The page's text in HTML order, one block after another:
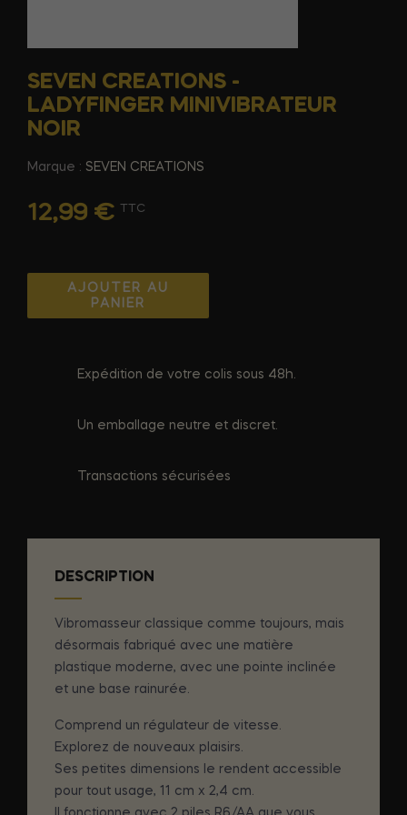
SEVEN CREATIONS -
LADYFINGER MINIVIBRATEUR
NOIR
Marque : SEVEN CREATIONS
12,99 € TTC
AJOUTER AU
PANIER
Expédition de votre colis sous 48h.
Un emballage neutre et discret.
Transactions sécurisées
DESCRIPTION
Vibromasseur classique comme toujours, mais
désormais fabriqué avec une matière
plastique moderne, avec une pointe inclinée
et une base rainurée.
Comprend un régulateur de vitesse.
Explorez de nouveaux plaisirs.
Ses petites dimensions le rendent accessible
pour tout usage, 11 cm x 2,4 cm.